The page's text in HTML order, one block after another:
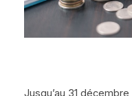
Jusqu’au 31